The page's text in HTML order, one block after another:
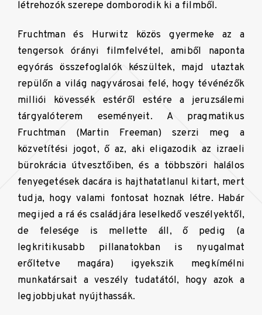
létrehozók szerepe domborodik ki a filmből.
Fruchtman és Hurwitz közös gyermeke az a
tengersok órányi filmfelvétel, amiből naponta
egyórás összefoglalók készültek, majd utaztak
repülőn a világ nagyvárosai felé, hogy tévénézők
milliói kövessék estéről estére a jeruzsálemi
tárgyalóterem eseményeit. A pragmatikus
Fruchtman (Martin Freeman) szerzi meg a
közvetítési jogot, ő az, aki eligazodik az izraeli
bürokrácia útvesztőiben, és a többszöri halálos
fenyegetések dacára is hajthatatlanul kitart, mert
tudja, hogy valami fontosat hoznak létre. Habár
megijed a rá és családjára leselkedő veszélyektől,
de felesége is mellette áll, ő pedig (a
legkritikusabb pillanatokban is nyugalmat
erőltetve magára) igyekszik megkímélni
munkatársait a veszély tudatától, hogy azok a
legjobbjukat nyújthassák.